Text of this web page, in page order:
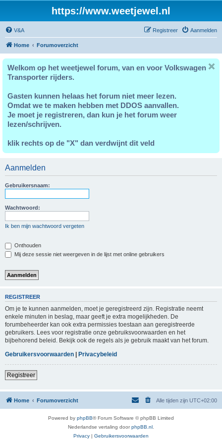
https://www.weetjewel.nl
V&A Aanmelden
Registreer
Home Forumoverzicht
Welkom op het weetjewel forum, van en voor Volkswagen
Transporter rijders.
Gasten kunnen helaas het forum niet meer lezen.
Omdat we te maken hebben met DDOS aanvallen.
Je moet je registreren, dan kun je het forum weer
lezen/schrijven.
klik rechts op de "X" dan verdwijnt dit veld
Aanmelden
Gebruikersnaam:
Wachtwoord:
Ik ben mijn wachtwoord vergeten
Onthouden
Mij deze sessie niet weergeven in de lijst met online gebruikers
REGISTREER
Om je te kunnen aanmelden, moet je geregistreerd zijn. Registratie neemt
enkele minuten in beslag, maar geeft je extra mogelijkheden. De
forumbeheerder kan ook extra permissies toestaan aan geregistreerde
gebruikers. Lees voor registratie onze gebruiksvoorwaarden en het
bijbehorend beleid. Bekijk ook de regels als je gebruik maakt van het forum.
Gebruikersvoorwaarden | Privacybeleid
Registreer
Home Forumoverzicht Alle tijden zijn UTC+02:00
Powered by phpBB® Forum Software © phpBB Limited
Nederlandse vertaling doorphpBB.nl
Privacy | Gebruikersvoorwaarden